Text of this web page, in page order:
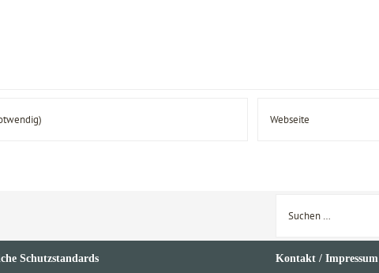
Schutzstandards Kontakt / Impressum